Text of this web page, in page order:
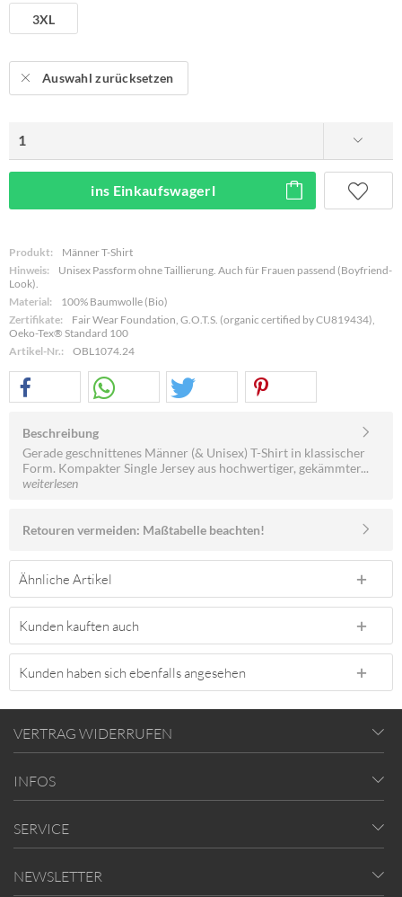
3XL
Auswahl zurücksetzen
ins Einkaufswagerl
Produkt:
Männer T-Shirt
Hinweis:
Unisex Passform ohne Taillierung. Auch für Frauen passend (Boyfriend-
Look).
Material:
100% Baumwolle (Bio)
Zertifikate:
Fair Wear Foundation, G.O.T.S. (organic certified by CU819434),
Oeko-Tex® Standard 100
Artikel-Nr.:
OBL1074.24
Beschreibung
Gerade geschnittenes Männer (& Unisex) T-Shirt in klassischer
Form. Kompakter Single Jersey aus hochwertiger, gekämmter...
weiterlesen
Retouren vermeiden: Maßtabelle beachten!
Ähnliche Artikel
Kunden kauften auch
Kunden haben sich ebenfalls angesehen
VERTRAG WIDERRUFEN
INFOS
SERVICE
NEWSLETTER